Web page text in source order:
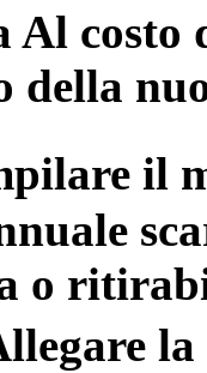
Al costo
della
il
o